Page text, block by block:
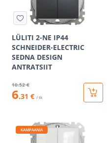
LÜLITI 2-NE IP44
SCHNEIDER-ELECTRIC
SEDNA DESIGN
ANTRATSIIT
10.52 €
6.31 € / tk
KAMPAANIA